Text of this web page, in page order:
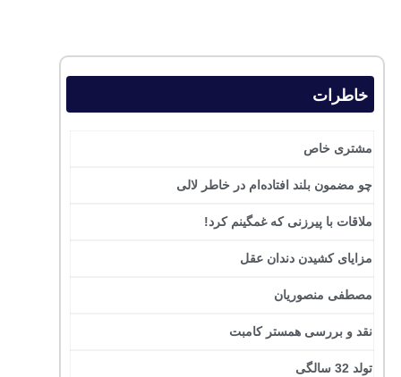
خاطرات
مشتری خاص
چو مضمون بلند افتاده‌ام در خاطر لالی
ملاقات با پیرزنی که غمگینم کرد!
مزایای کشیدن دندان عقل
مصطفی منصوریان
نقد و بررسی همستر کامبت
تولد 32 سالگی